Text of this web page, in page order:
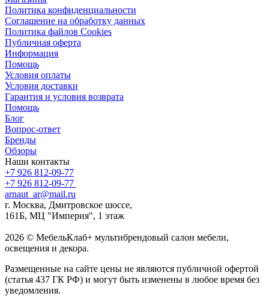
Политика конфиденциальности
Соглашение на обработку данных
Политика файлов Cookies
Публичная оферта
Информация
Помощь
Условия оплаты
Условия доставки
Гарантия и условия возврата
Помощь
Блог
Вопрос-ответ
Бренды
Обзоры
Наши контакты
+7 926 812-09-77
+7 926 812-09-77
arnaut_ar@mail.ru
г. Москва, Дмитровское шоссе,
161Б, МЦ "Империя", 1 этаж
2026 © МебельКлаб+ мультибрендовый салон мебели,
освещения и декора.
Размещенные на сайте цены не являются публичной офертой
(статья 437 ГК РФ) и могут быть изменены в любое время без
уведомления.